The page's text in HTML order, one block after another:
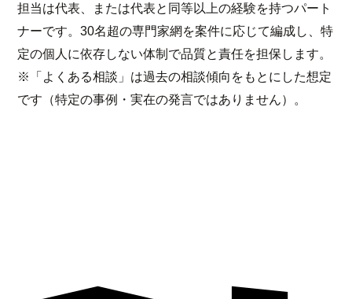
担当は代表、または代表と同等以上の経験を持つパート
ナーです。30名超の専門家網を案件に応じて編成し、特
定の個人に依存しない体制で品質と責任を担保します。
※「よくある相談」は過去の相談傾向をもとにした想定
です（特定の事例・実在の発言ではありません）。